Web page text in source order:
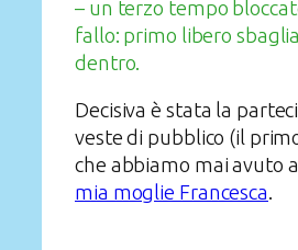
– un terzo tempo
fallo: primo libero
dentro.
Decisiva è stata la
veste di pubblico (il
che abbiamo mai avuto
mia moglie Francesca.